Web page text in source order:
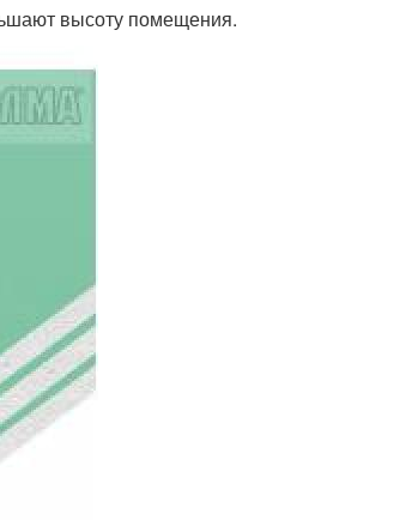
высоту помещения.